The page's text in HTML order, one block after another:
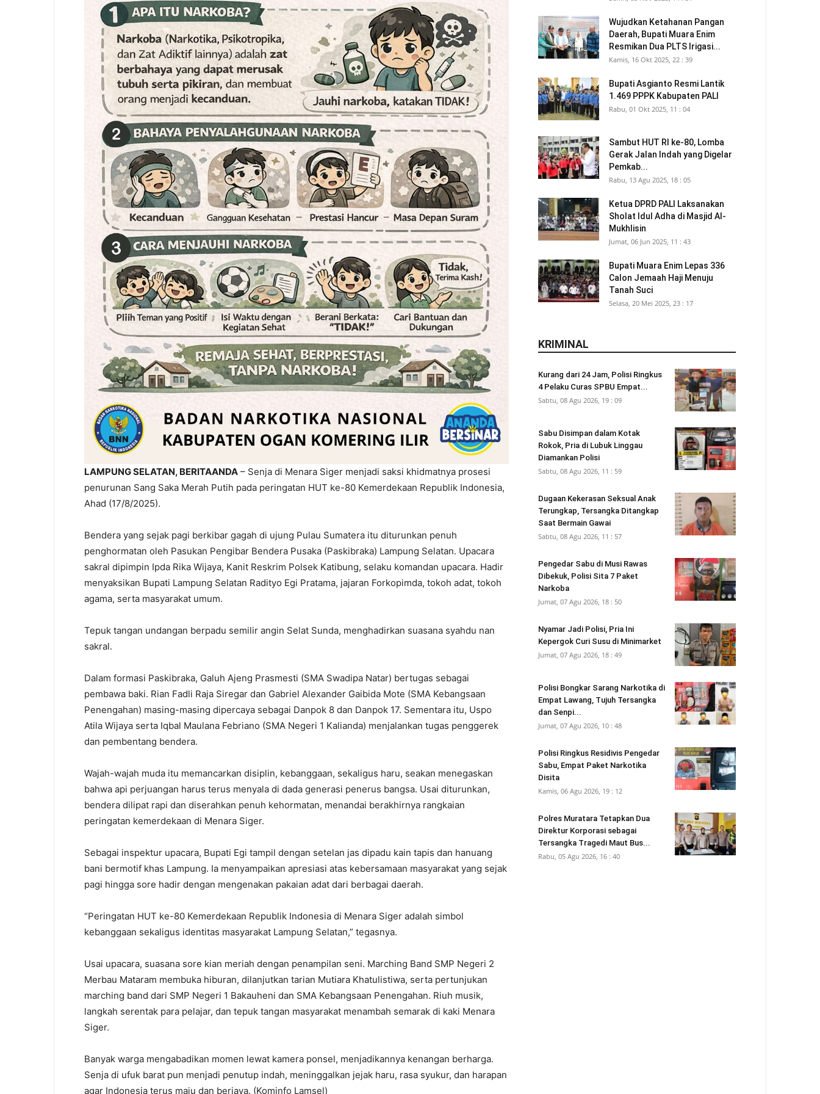
LAMPUNG SELATAN, BERITAANDA – Senja di Menara Siger menjadi saksi khidmatnya prosesi
penurunan Sang Saka Merah Putih pada peringatan HUT ke-80 Kemerdekaan Republik Indonesia,
Ahad (17/8/2025).
Bendera yang sejak pagi berkibar gagah di ujung Pulau Sumatera itu diturunkan penuh
penghormatan oleh Pasukan Pengibar Bendera Pusaka (Paskibraka) Lampung Selatan. Upacara
sakral dipimpin Ipda Rika Wijaya, Kanit Reskrim Polsek Katibung, selaku komandan upacara. Hadir
menyaksikan Bupati Lampung Selatan Radityo Egi Pratama, jajaran Forkopimda, tokoh adat, tokoh
agama, serta masyarakat umum.
Tepuk tangan undangan berpadu semilir angin Selat Sunda, menghadirkan suasana syahdu nan
sakral.
Dalam formasi Paskibraka, Galuh Ajeng Prasmesti (SMA Swadipa Natar) bertugas sebagai
pembawa baki. Rian Fadli Raja Siregar dan Gabriel Alexander Gaibida Mote (SMA Kebangsaan
Penengahan) masing-masing dipercaya sebagai Danpok 8 dan Danpok 17. Sementara itu, Uspo
Atila Wijaya serta Iqbal Maulana Febriano (SMA Negeri 1 Kalianda) menjalankan tugas penggerek
dan pembentang bendera.
Wajah-wajah muda itu memancarkan disiplin, kebanggaan, sekaligus haru, seakan menegaskan
bahwa api perjuangan harus terus menyala di dada generasi penerus bangsa. Usai diturunkan,
bendera dilipat rapi dan diserahkan penuh kehormatan, menandai berakhirnya rangkaian
peringatan kemerdekaan di Menara Siger.
Sebagai inspektur upacara, Bupati Egi tampil dengan setelan jas dipadu kain tapis dan hanuang
bani bermotif khas Lampung. Ia menyampaikan apresiasi atas kebersamaan masyarakat yang sejak
pagi hingga sore hadir dengan mengenakan pakaian adat dari berbagai daerah.
“Peringatan HUT ke-80 Kemerdekaan Republik Indonesia di Menara Siger adalah simbol
kebanggaan sekaligus identitas masyarakat Lampung Selatan,” tegasnya.
Usai upacara, suasana sore kian meriah dengan penampilan seni. Marching Band SMP Negeri 2
Merbau Mataram membuka hiburan, dilanjutkan tarian Mutiara Khatulistiwa, serta pertunjukan
marching band dari SMP Negeri 1 Bakauheni dan SMA Kebangsaan Penengahan. Riuh musik,
langkah serentak para pelajar, dan tepuk tangan masyarakat menambah semarak di kaki Menara
Siger.
Banyak warga mengabadikan momen lewat kamera ponsel, menjadikannya kenangan berharga.
Senja di ufuk barat pun menjadi penutup indah, meninggalkan jejak haru, rasa syukur, dan harapan
agar Indonesia terus maju dan berjaya. (Kominfo Lamsel)
Wujudkan Ketahanan Pangan
Daerah, Bupati Muara Enim
Resmikan Dua PLTS Irigasi...
Kamis, 16 Okt 2025, 22 : 39
Bupati Asgianto Resmi Lantik
1.469 PPPK Kabupaten PALI
Rabu, 01 Okt 2025, 11 : 04
Sambut HUT RI ke-80, Lomba
Gerak Jalan Indah yang Digelar
Pemkab...
Rabu, 13 Agu 2025, 18 : 05
Ketua DPRD PALI Laksanakan
Sholat Idul Adha di Masjid Al-
Mukhlisin
Jumat, 06 Jun 2025, 11 : 43
Bupati Muara Enim Lepas 336
Calon Jemaah Haji Menuju
Tanah Suci
Selasa, 20 Mei 2025, 23 : 17
KRIMINAL
Kurang dari 24 Jam, Polisi Ringkus
4 Pelaku Curas SPBU Empat...
Sabtu, 08 Agu 2026, 19 : 09
Sabu Disimpan dalam Kotak
Rokok, Pria di Lubuk Linggau
Diamankan Polisi
Sabtu, 08 Agu 2026, 11 : 59
Dugaan Kekerasan Seksual Anak
Terungkap, Tersangka Ditangkap
Saat Bermain Gawai
Sabtu, 08 Agu 2026, 11 : 57
Pengedar Sabu di Musi Rawas
Dibekuk, Polisi Sita 7 Paket
Narkoba
Jumat, 07 Agu 2026, 18 : 50
Nyamar Jadi Polisi, Pria Ini
Kepergok Curi Susu di Minimarket
Jumat, 07 Agu 2026, 18 : 49
Polisi Bongkar Sarang Narkotika di
Empat Lawang, Tujuh Tersangka
dan Senpi...
Jumat, 07 Agu 2026, 10 : 48
Polisi Ringkus Residivis Pengedar
Sabu, Empat Paket Narkotika
Disita
Kamis, 06 Agu 2026, 19 : 12
Polres Muratara Tetapkan Dua
Direktur Korporasi sebagai
Tersangka Tragedi Maut Bus...
Rabu, 05 Agu 2026, 16 : 40